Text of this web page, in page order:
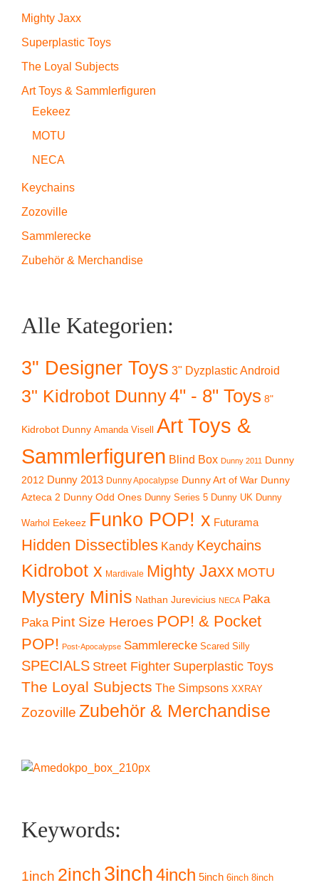
Mighty Jaxx
Superplastic Toys
The Loyal Subjects
Art Toys & Sammlerfiguren
Eekeez
MOTU
NECA
Keychains
Zozoville
Sammlerecke
Zubehör & Merchandise
Alle Kategorien:
3" Designer Toys 3" Dyzplastic Android
3" Kidrobot Dunny4" - 8" Toys 8"
Kidrobot Dunny Amanda Visell
Art Toys &
Sammlerfiguren Blind Box Dunny 2011
Dunny
2012 Dunny 2013 Dunny Apocalypse Dunny Art of War Dunny
Azteca 2 Dunny Odd Ones Dunny Series 5 Dunny UK Dunny
Warhol Eekeez Funko POP! x Futurama
Hidden Dissectibles Kandy Keychains
Kidrobot x Mardivale Mighty Jaxx MOTU
Mystery Minis Nathan Jurevicius NECA Paka
Paka Pint Size Heroes POP! & Pocket
POP! Post-Apocalypse Sammlerecke Scared Silly
SPECIALS Street Fighter Superplastic Toys
The Loyal Subjects The Simpsons XXRAY
Zozoville Zubehör & Merchandise
Keywords:
1inch 2inch 3inch4inch 5inch 6inch 8inch